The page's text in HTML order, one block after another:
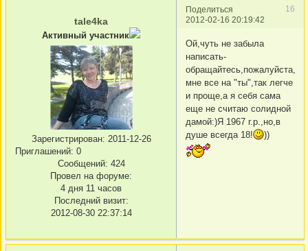
Поделиться
16
2012-02-16 20:19:42
tale4ka
Активный участник
Зарегистрирован: 2011-12-26
Приглашений: 0
Сообщений: 424
Провел на форуме:
4 дня 11 часов
Последний визит:
2012-08-30 22:37:14
Ой,чуть не забыла
написать-
обращайтесь,пожалуйста,ко
мне все на "ты",так легче
и проще,а я себя сама
еще не считаю солидной
дамой:)Я 1967 г.р.,но,в
душе всегда 18!
))